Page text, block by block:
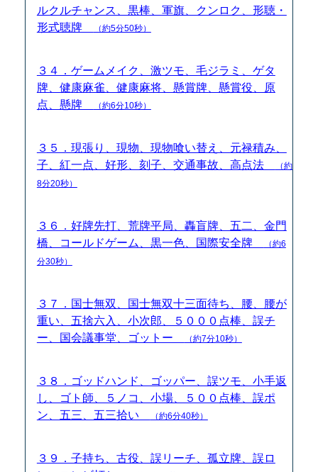
ルクルチャンス、黒棒、軍旗、クンロク、形聴・
形式聴牌
（約5分50秒）
３４．ゲームメイク、激ツモ、毛ジラミ、ゲタ
牌、健康麻雀、健康麻将、懸賞牌、懸賞役、原
点、懸牌
（約6分10秒）
３５．現張り、現物、現物喰い替え、元禄積み、
子、紅一点、好形、刻子、交通事故、高点法
（約
8分20秒）
３６．好牌先打、荒牌平局、轟盲牌、五二、金門
橋、コールドゲーム、黒一色、国際安全牌
（約6
分30秒）
３７．国士無双、国士無双十三面待ち、腰、腰が
重い、五捨六入、小次郎、５０００点棒、誤チ
ー、国会議事堂、ゴットー
（約7分10秒）
３８．ゴッドハンド、ゴッパー、誤ツモ、小手返
し、ゴト師、５ノコ、小場、５００点棒、誤ポ
ン、五三、五三拾い
（約6分40秒）
３９．子持ち、古役、誤リーチ、孤立牌、誤ロ